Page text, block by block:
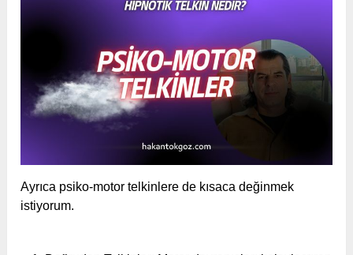
Ayrıca psiko-motor telkinlere de kısaca değinmek
istiyorum.